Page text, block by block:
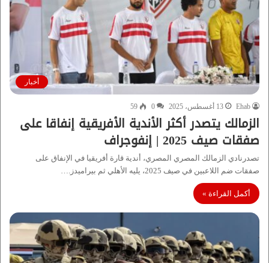
أخبار
Ehab 13 أغسطس، 2025 0
59
الزمالك يتصدر أكثر الأندية الأفريقية إنفاقا على
صفقات صيف 2025 | إنفوجراف
تصدرنادي الزمالك المصري المصري، أندية قارة أفريقيا في الإنفاق على
صفقات ضم اللاعبين في صيف 2025، يليه الأهلي ثم بيراميدز.…
أكمل القراءة »